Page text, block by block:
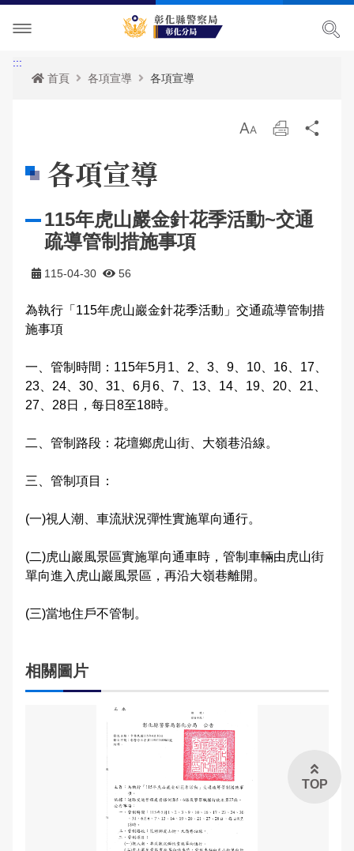
單位介紹
主管簡介
組織執掌
聯絡資訊
活動訊息
RSS訊息中心
交通安全宣導
婦幼宣導
保防宣導
165反詐騙宣導
法令條文宣導
交通管制公告
路口錄影監視系統
綜合業務宣導
便民服務
資料查詢
表單下載
雙語詞彙
申辦服務
常見問題
民意廣場
分局長信箱
交通違規舉發
警民交流留言板
影音出版品
影音多媒體
雙語詞彙
:::
首頁
各項宣導 各項宣導
放 列
各項宣導
115年虎山巖金針花季活動~交通
疏導管制措施事項
115-04-30 56
為執行「115年虎山巖金針花季活動」交通疏導管制措
施事項
一、管制時間：115年5月1、2、3、9、10、16、17、
23、24、30、31、6月6、7、13、14、19、20、21、
27、28日，每日8至18時。
二、管制路段：花壇鄉虎山街、大嶺巷沿線。
三、管制項目：
(一)視人潮、車流狀況彈性實施單向通行。
(二)虎山巖風景區實施單向通車時，管制車輛由虎山街
單向進入虎山巖風景區，再沿大嶺巷離開。
(三)當地住戶不管制。
相關圖片
TOP